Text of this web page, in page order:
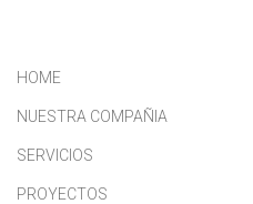
HOME
NUESTRA COMPAÑIA
SERVICIOS
PROYECTOS